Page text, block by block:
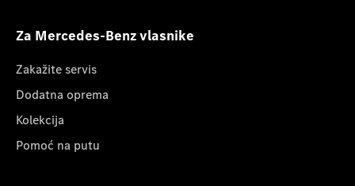
Za Mercedes-Benz vlasnike
Zakažite servis
Dodatna oprema
Kolekcija
Pomoć na putu